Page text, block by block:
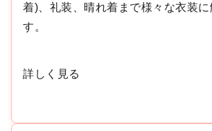
着)、礼装、晴れ着まで様々な衣装に
す。
詳しく見る